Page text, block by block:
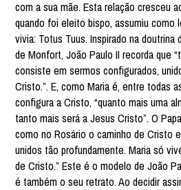
com a sua mãe. Esta relação cresceu
quando foi eleito bispo, assumiu como
vivia: Totus Tuus. Inspirado na doutrina
de Monfort, João Paulo II recorda que
consiste em sermos configurados,
Cristo.”. E, como Maria é, entre todas
configura a Cristo, “quanto mais uma
tanto mais será a Jesus Cristo”. O
como no Rosário o caminho de Cristo
unidos tão profundamente. Maria só
de Cristo.” Este é o modelo de João
é também o seu retrato. Ao decidir